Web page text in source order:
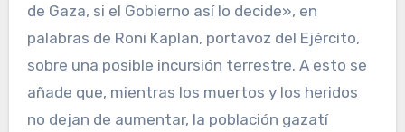
de Gaza, si el Gobierno así lo decide», en
palabras de Roni Kaplan, portavoz del Ejército,
sobre una posible incursión terrestre. A esto se
añade que, mientras los muertos y los heridos
no dejan de aumentar, la población gazatí